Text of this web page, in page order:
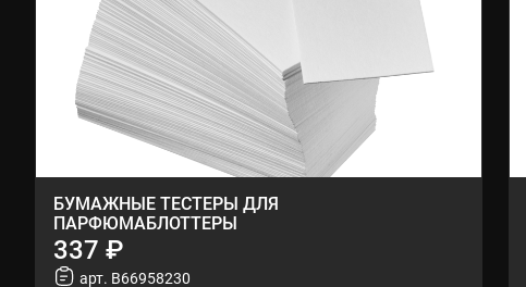
БУМАЖНЫЕ ТЕСТЕРЫ ДЛЯ
ПАРФЮМАБЛОТТЕРЫ
337 ₽
арт. B66958230